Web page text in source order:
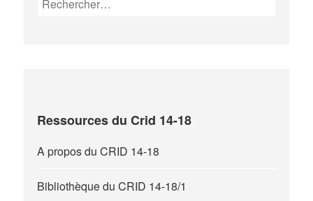
Ressources du Crid 14-18
A propos du CRID 14-18
Bibliothèque du CRID 14-18/1